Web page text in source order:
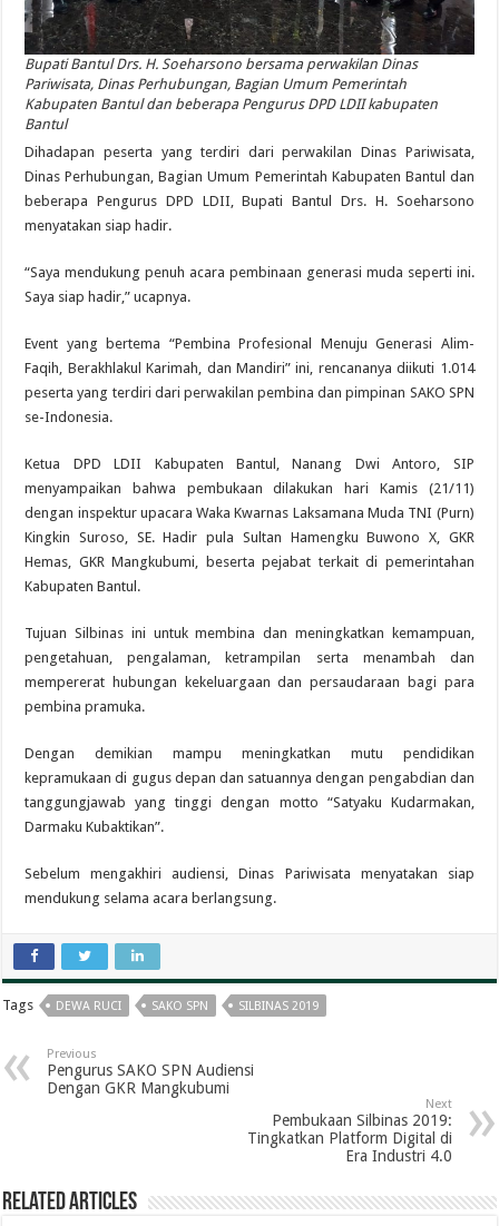
Bupati Bantul Drs. H. Soeharsono bersama perwakilan Dinas
Pariwisata, Dinas Perhubungan, Bagian Umum Pemerintah
Kabupaten Bantul dan beberapa Pengurus DPD LDII kabupaten
Bantul
Dihadapan peserta yang terdiri dari perwakilan Dinas Pariwisata,
Dinas Perhubungan, Bagian Umum Pemerintah Kabupaten Bantul dan
beberapa Pengurus DPD LDII, Bupati Bantul Drs. H. Soeharsono
menyatakan siap hadir.
“Saya mendukung penuh acara pembinaan generasi muda seperti ini.
Saya siap hadir,” ucapnya.
Event yang bertema “Pembina Profesional Menuju Generasi Alim-
Faqih, Berakhlakul Karimah, dan Mandiri” ini, rencananya diikuti 1.014
peserta yang terdiri dari perwakilan pembina dan pimpinan SAKO SPN
se-Indonesia.
Ketua DPD LDII Kabupaten Bantul, Nanang Dwi Antoro, SIP
menyampaikan bahwa pembukaan dilakukan hari Kamis (21/11)
dengan inspektur upacara Waka Kwarnas Laksamana Muda TNI (Purn)
Kingkin Suroso, SE. Hadir pula Sultan Hamengku Buwono X, GKR
Hemas, GKR Mangkubumi, beserta pejabat terkait di pemerintahan
Kabupaten Bantul.
Tujuan Silbinas ini untuk membina dan meningkatkan kemampuan,
pengetahuan, pengalaman, ketrampilan serta menambah dan
mempererat hubungan kekeluargaan dan persaudaraan bagi para
pembina pramuka.
Dengan demikian mampu meningkatkan mutu pendidikan
kepramukaan di gugus depan dan satuannya dengan pengabdian dan
tanggungjawab yang tinggi dengan motto “Satyaku Kudarmakan,
Darmaku Kubaktikan”.
Sebelum mengakhiri audiensi, Dinas Pariwisata menyatakan siap
mendukung selama acara berlangsung.
Tags DEWA RUCI SAKO SPN SILBINAS 2019
Previous
Pengurus SAKO SPN Audiensi
Dengan GKR Mangkubumi
Next
Pembukaan Silbinas 2019:
Tingkatkan Platform Digital di
Era Industri 4.0
Related Articles